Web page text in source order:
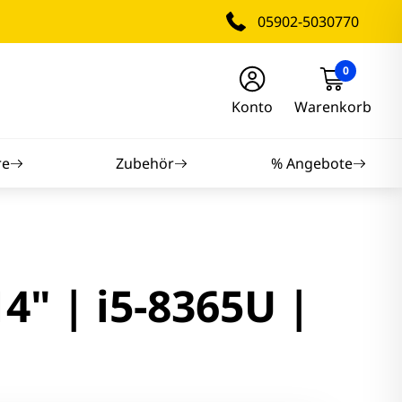
05902-5030770
Konto
0
Warenkorb
Zubehör % Angebote
| i5-8365U |